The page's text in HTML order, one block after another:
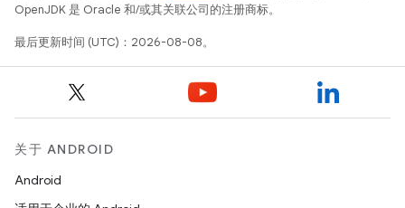
OpenJDK 是 Oracle 和/或其关联公司的注册商标。
最后更新时间 (UTC)：2026-08-08。
关于 ANDROID
Android